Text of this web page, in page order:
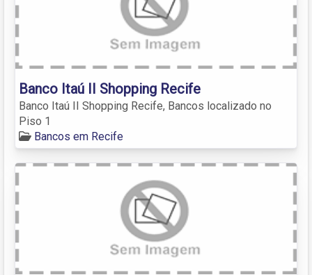
Banco Itaú II Shopping Recife
Banco Itaú II Shopping Recife, Bancos localizado no
Piso 1
Bancos em Recife